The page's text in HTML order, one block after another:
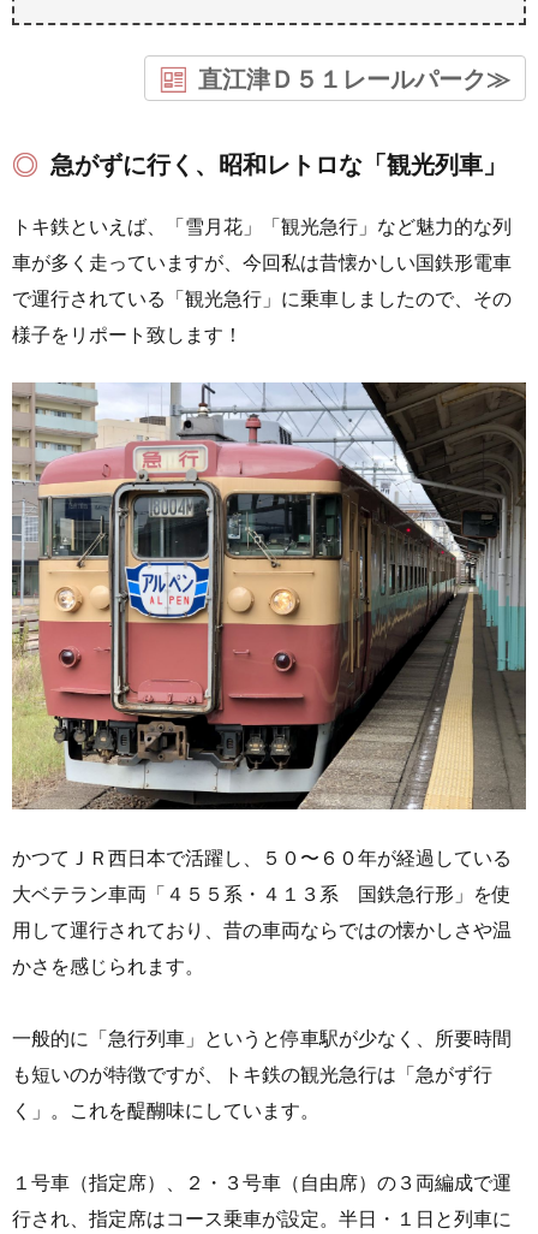
直江津Ｄ５１レールパーク≫
急がずに行く、昭和レトロな「観光列車」
トキ鉄といえば、「雪月花」「観光急行」など魅力的な列
車が多く走っていますが、今回私は昔懐かしい国鉄形電車
で運行されている「観光急行」に乗車しましたので、その
様子をリポート致します！
かつてＪＲ西日本で活躍し、５０〜６０年が経過している
大ベテラン車両「４５５系・４１３系 国鉄急行形」を使
用して運行されており、昔の車両ならではの懐かしさや温
かさを感じられます。
一般的に「急行列車」というと停車駅が少なく、所要時間
も短いのが特徴ですが、トキ鉄の観光急行は「急がず行
く」。これを醍醐味にしています。
１号車（指定席）、２・３号車（自由席）の３両編成で運
行され、指定席はコース乗車が設定。半日・１日と列車に